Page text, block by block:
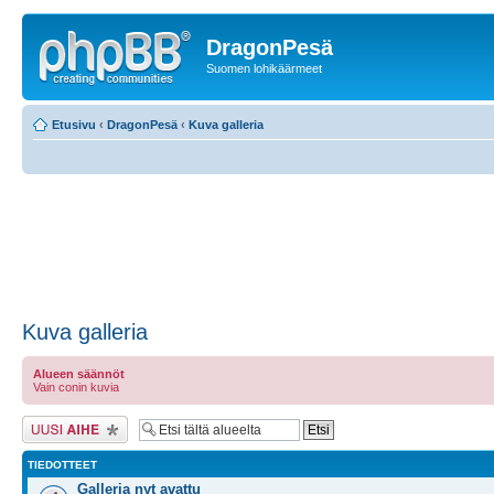
DragonPesä
Suomen lohikäärmeet
Etusivu ‹ DragonPesä ‹ Kuva galleria
Kuva galleria
Alueen säännöt
Vain conin kuvia
Lähetä uusi viesti
TIEDOTTEET
Galleria nyt avattu